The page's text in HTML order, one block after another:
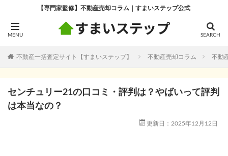
【専門家監修】不動産売却コラム｜すまいステップ公式
不動産一括査定サイト【すまいステップ】 不動産売却コラム 不動
センチュリー21の口コミ・評判は？やばいって評判
は本当なの？
更新日：2025年12月12日